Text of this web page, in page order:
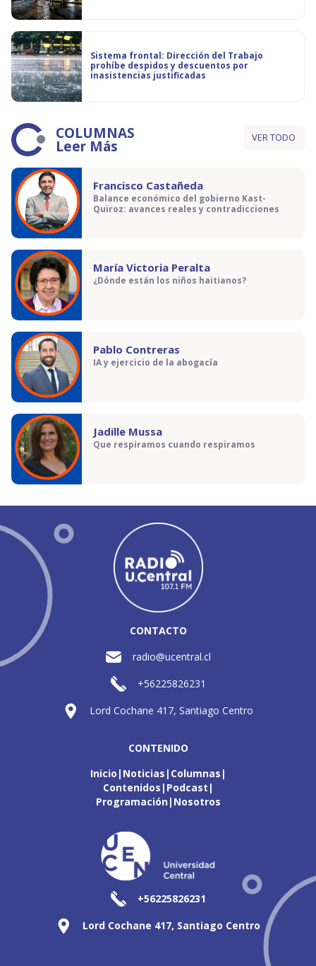
Sistema frontal: Dirección del Trabajo
prohíbe despidos y descuentos por
inasistencias justificadas
COLUMNAS
Leer Más VER TODO
Francisco Castañeda
Balance económico del gobierno Kast-
Quiroz: avances reales y contradicciones
María Victoria Peralta
¿Dónde están los niños haitianos?
Pablo Contreras
IA y ejercicio de la abogacía
Jadille Mussa
Que respiramos cuando respiramos
CONTACTO
radio@ucentral.cl
+56225826231
Lord Cochane 417, Santiago Centro
CONTENIDO
Inicio Noticias Columnas
Contenidos Podcast
Programación Nosotros
+56225826231
Lord Cochane 417, Santiago Centro